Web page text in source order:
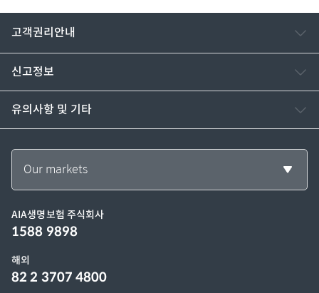
고객권리안내
신고정보
유의사항 및 기타
Our markets
AIA생명보험 주식회사
1588 9898
해외
82 2 3707 4800